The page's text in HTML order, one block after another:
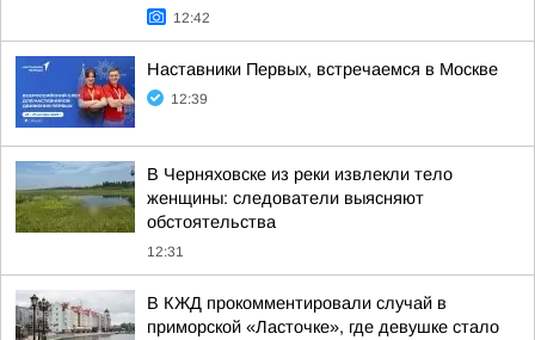
12:42
Наставники Первых, встречаемся в Москве
12:39
В Черняховске из реки извлекли тело
женщины: следователи выясняют
обстоятельства
12:31
В КЖД прокомментировали случай в
приморской «Ласточке», где девушке стало